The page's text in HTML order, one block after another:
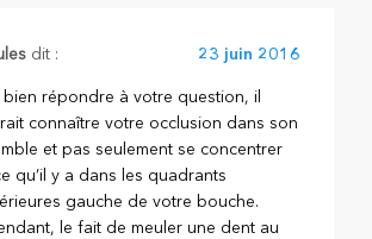
dit : 23 juin 2016
bien répondre à votre question, il
connaître votre occlusion dans son
et pas seulement se concentrer
qu’il y a dans les quadrants
gauche de votre bouche.
le fait de meuler une dent au